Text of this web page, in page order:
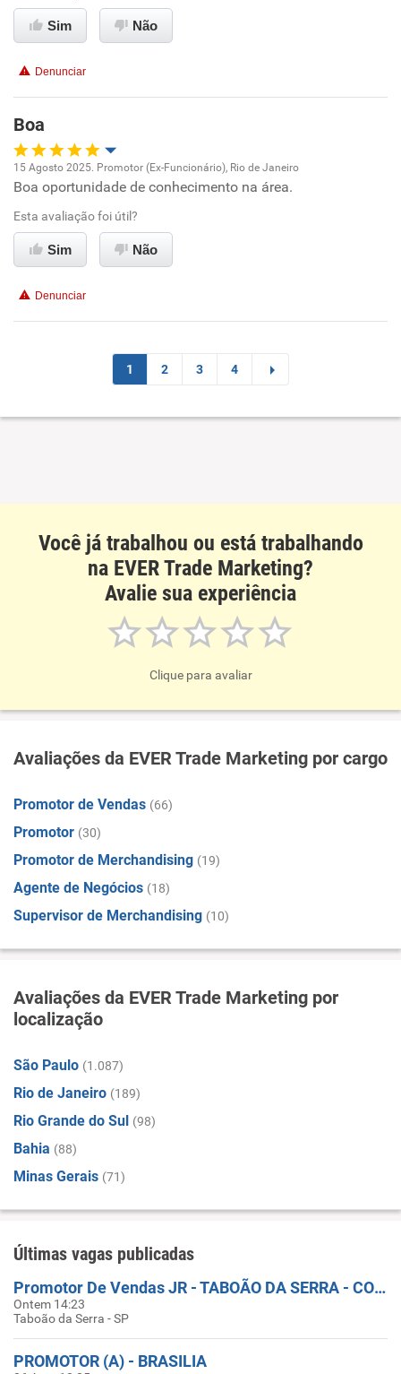
Ambiente de trabalho
Benefícios
Recomenda esta empresa
Recomenda a diretoria
Sim Não
Denunciar
Boa
Oportunidade de promoção
Ambiente de trabalho
Benefícios
Recomenda esta empresa
15 Agosto 2025. Promotor (Ex-Funcionário), Rio de Janeiro
Boa oportunidade de conhecimento na área.
Esta avaliação foi útil?
Sim Não
Denunciar
1 2 3 4
Você já trabalhou ou está trabalhando
na EVER Trade Marketing?
Avalie sua experiência
Clique para avaliar
Avaliações da EVER Trade Marketing por cargo
Promotor de Vendas (66)
Promotor (30)
Promotor de Merchandising (19)
Agente de Negócios (18)
Supervisor de Merchandising (10)
Avaliações da EVER Trade Marketing por
localização
São Paulo (1.087)
Rio de Janeiro (189)
Rio Grande do Sul (98)
Bahia (88)
Minas Gerais (71)
Últimas vagas publicadas
Promotor De Vendas JR - TABOÃO DA SERRA - COBERTURA DE FERIAS
Ontem 14:23
Taboão da Serra - SP
PROMOTOR (A) - BRASILIA